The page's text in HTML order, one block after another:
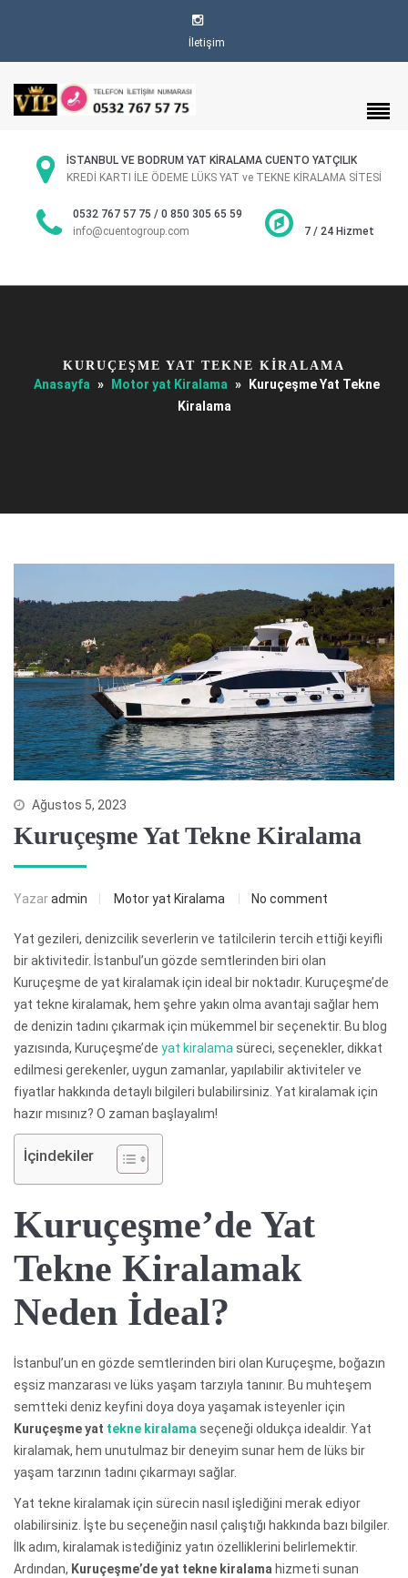
İletişim
İSTANBUL VE BODRUM YAT KİRALAMA CUENTO YATÇILIK
KREDİ KARTI İLE ÖDEME LÜKS YAT ve TEKNE KİRALAMA SİTESİ
0532 767 57 75 / 0 850 305 65 59
info@cuentogroup.com
7 / 24 Hizmet
KURUÇEŞME YAT TEKNE KIRALAMA
Anasayfa » Motor yat Kiralama »
Kuruçeşme Yat Tekne
Kiralama
Ağustos 5, 2023
Kuruçeşme Yat Tekne Kiralama
Yazaradmin Motor yat Kiralama No comment
Yat gezileri, denizcilik severlerin ve tatilcilerin tercih ettiği keyifli
bir aktivitedir. İstanbul’un gözde semtlerinden biri olan
Kuruçeşme de yat kiralamak için ideal bir noktadır. Kuruçeşme’de
yat tekne kiralamak, hem şehre yakın olma avantajı sağlar hem
de denizin tadını çıkarmak için mükemmel bir seçenektir. Bu blog
yazısında, Kuruçeşme’de yat kiralamasüreci, seçenekler, dikkat
edilmesi gerekenler, uygun zamanlar, yapılabilir aktiviteler ve
fiyatlar hakkında detaylı bilgileri bulabilirsiniz. Yat kiralamak için
hazır mısınız? O zaman başlayalım!
İçindekiler
Kuruçeşme’de Yat
Tekne Kiralamak
Neden İdeal?
İstanbul’un en gözde semtlerinden biri olan Kuruçeşme, boğazın
eşsiz manzarası ve lüks yaşam tarzıyla tanınır. Bu muhteşem
semtteki deniz keyfini doya doya yaşamak isteyenler için
Kuruçeşme yat tekne kiralamaseçeneği oldukça idealdir. Yat
kiralamak, hem unutulmaz bir deneyim sunar hem de lüks bir
yaşam tarzının tadını çıkarmayı sağlar.
Yat tekne kiralamak için sürecin nasıl işlediğini merak ediyor
olabilirsiniz. İşte bu seçeneğin nasıl çalıştığı hakkında bazı bilgiler.
İlk adım, kiralamak istediğiniz yatın özelliklerini belirlemektir.
Ardından, Kuruçeşme’de yat tekne kiralama hizmeti sunan